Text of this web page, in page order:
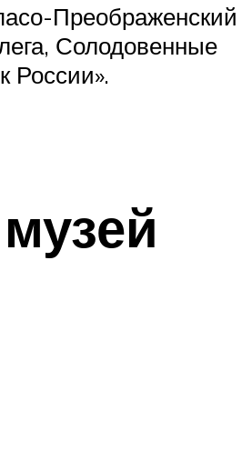
Преображенский
Солодовенные
России».